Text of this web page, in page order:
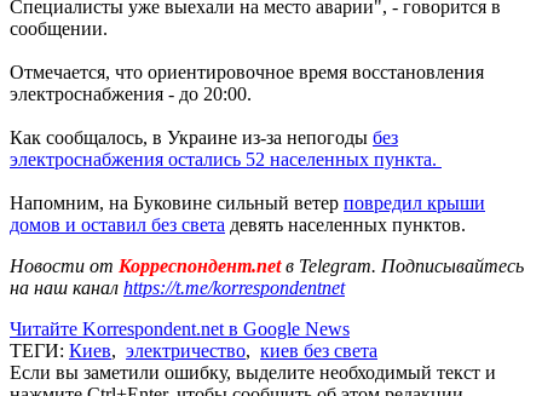
Специалисты уже выехали на место аварии", - говорится в
сообщении.
Отмечается, что ориентировочное время восстановления
электроснабжения - до 20:00.
Как сообщалось, в Украине из-за непогоды без
электроснабжения остались 52 населенных пункта.
Напомним, на Буковине сильный ветер повредил крыши
домов и оставил без света девять населенных пунктов.
Новости от Корреспондент.netв Telegram. Подписывайтесь
на наш канал https://t.me/korrespondentnet
Читайте Korrespondent.net в Google News
ТЕГИ: Киев, электричество, киев без света
Если вы заметили ошибку, выделите необходимый текст и